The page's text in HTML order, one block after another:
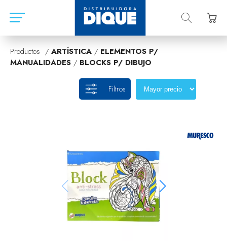
Productos / ARTÍSTICA / ELEMENTOS P/
MANUALIDADES / BLOCKS P/ DIBUJO
Filtros